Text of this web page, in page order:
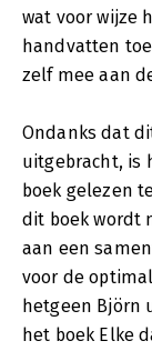
wat voor wijze
handvatten
zelf mee aan
Ondanks dat
uitgebracht, is
boek gelezen
dit boek wordt
aan een
voor de
hetgeen Björn
het boek Elke